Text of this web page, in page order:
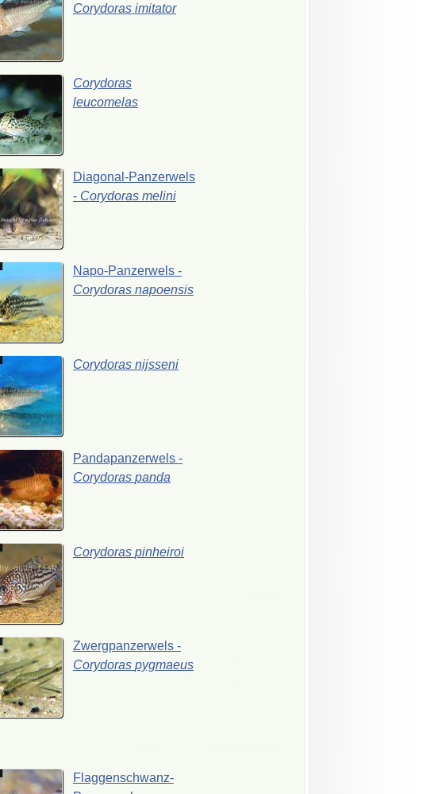
Corydoras imitator
Corydoras
leucomelas
Diagonal-Panzerwels
- Corydoras melini
Napo-Panzerwels -
Corydoras napoensis
Corydoras nijsseni
Pandapanzerwels -
Corydoras panda
Corydoras pinheiroi
Zwergpanzerwels -
Corydoras pygmaeus
Flaggenschwanz-